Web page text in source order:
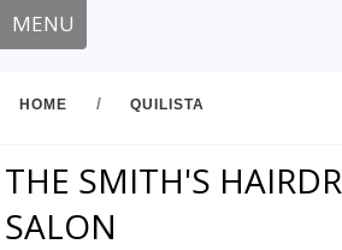
MENU
HOME / QUILISTA
THE SMITH'S
SALON